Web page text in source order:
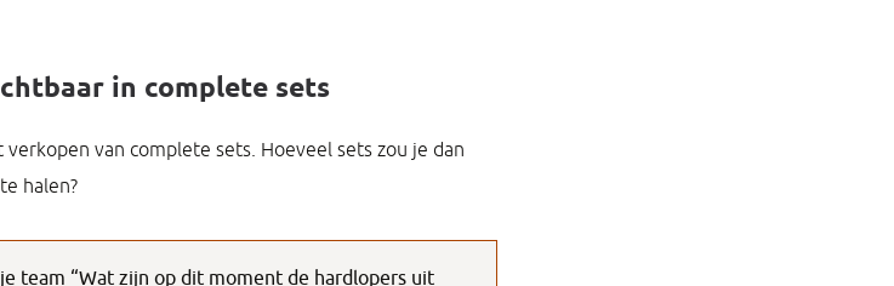
in complete sets
van complete sets. Hoeveel sets zou je dan
halen?
team “Wat zijn op dit moment de hardlopers uit